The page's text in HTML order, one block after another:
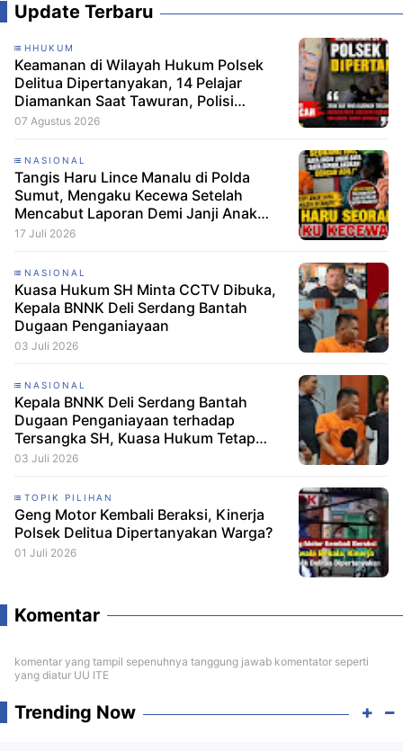
Update Terbaru
HHUKUM
Keamanan di Wilayah Hukum Polsek
Delitua Dipertanyakan, 14 Pelajar
Diamankan Saat Tawuran, Polisi
Pastikan Tak Ada Tersangka
07 Agustus 2026
NASIONAL
Tangis Haru Lince Manalu di Polda
Sumut, Mengaku Kecewa Setelah
Mencabut Laporan Demi Janji Anak
Dibebaskan
17 Juli 2026
NASIONAL
Kuasa Hukum SH Minta CCTV Dibuka,
Kepala BNNK Deli Serdang Bantah
Dugaan Penganiayaan
03 Juli 2026
NASIONAL
Kepala BNNK Deli Serdang Bantah
Dugaan Penganiayaan terhadap
Tersangka SH, Kuasa Hukum Tetap
Minta CCTV Dibuka
03 Juli 2026
TOPIK PILIHAN
Geng Motor Kembali Beraksi, Kinerja
Polsek Delitua Dipertanyakan Warga?
01 Juli 2026
Komentar
komentar yang tampil sepenuhnya tanggung jawab komentator seperti
yang diatur UU ITE
Trending Now